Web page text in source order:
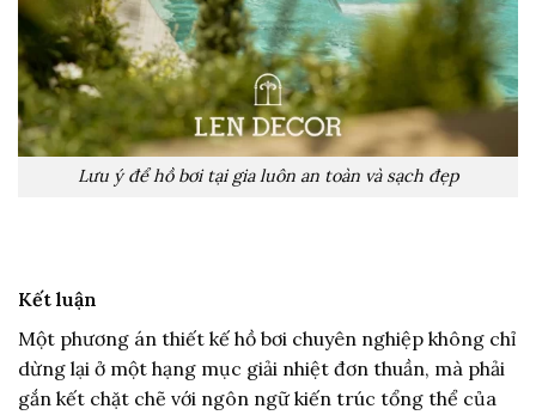
Lưu ý để hồ bơi tại gia luôn an toàn và sạch đẹp
Kết luận
Một phương án thiết kế hồ bơi chuyên nghiệp không chỉ
dừng lại ở một hạng mục giải nhiệt đơn thuần, mà phải
gắn kết chặt chẽ với ngôn ngữ kiến trúc tổng thể của